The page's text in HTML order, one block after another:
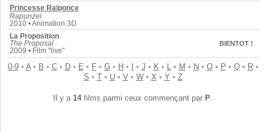
Princesse Raiponce
Rapunzel
2010 • Animation 3D
La Proposition
The Proposal
2009 • Film "live"
BIENTOT !
0-9• A• B • C• D• E • F• G • H • • J • K• L• M • N • O• P • Q• R•
S • T• U• V• W• X • Y • Z
Il y a14films parmi ceux commençant par P.